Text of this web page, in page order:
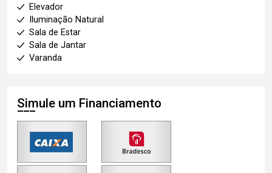
Elevador
Iluminação Natural
Sala de Estar
Sala de Jantar
Varanda
Simule um Financiamento